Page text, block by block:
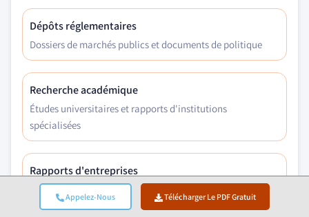
Appelez-Nous Télécharger Le PDF Gratuit
Dépôts réglementaires
Dossiers de marchés publics et documents de politique
Recherche académique
Études universitaires et rapports d'institutions
spécialisées
Rapports d'entreprises
Rapports annuels, présentations aux investisseurs et
dépôts